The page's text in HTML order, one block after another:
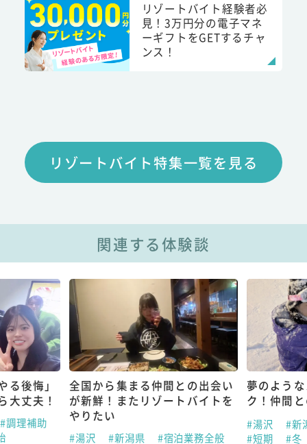
リゾートバイト経験者必
見！3万円分の電子マネ
ーギフトをGETするチャ
ンス！
リゾートバイト特集一覧を見る
関連する体験談
る後悔」
大丈夫！
#調理補助
全国から集まる仲間との出会い
が新鮮！またリゾートバイトを
やりたい
#湯沢 #新潟県
#宿泊業務全般
夢のよう
ク！仲間
#湯沢
#新
#短期
#冬